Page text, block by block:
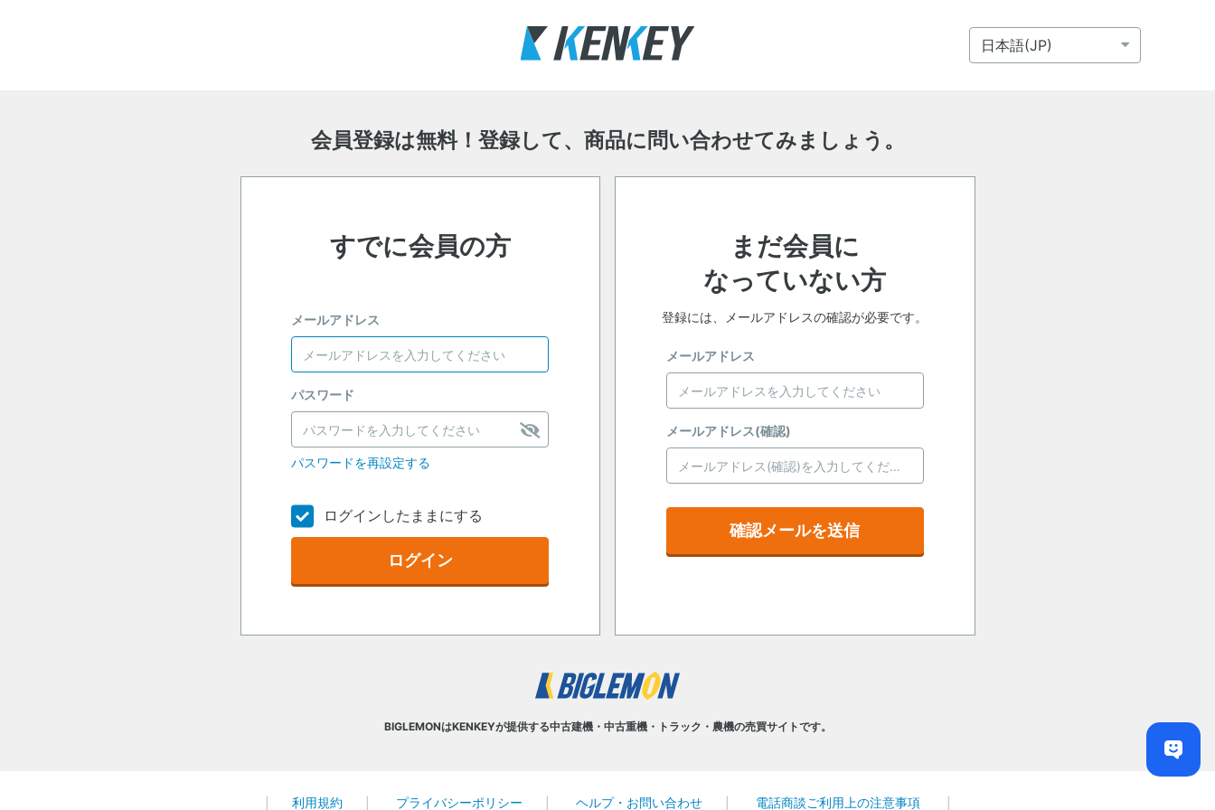
会員登録は無料！登録して、 商品に問い合わせてみましょう。
すでに会員の方
メールアドレス
パスワード
パスワードを再設定する
ログインしたままにする
ログイン
まだ会員に
なっていない方
登録には、メールアドレスの確認が必要です。
メールアドレス
メールアドレス(確認)
確認メールを送信
BIGLEMONはKENKEYが提供する中古建機・中古重機・トラック・農機の売買サイトです。
利用規約 プライバシーポリシー ヘルプ・お問い合わせ 電話商談ご利用上の注意事項